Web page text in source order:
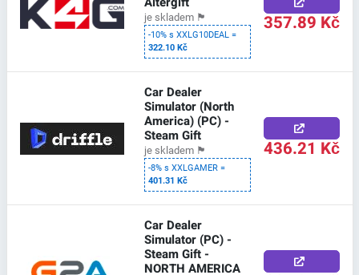
je skladem 🏴
-10% s XXLG10DEAL =
322.10 Kč
357.89 Kč
Car Dealer
Simulator (North
America) (PC) -
Steam Gift
je skladem 🏴
-8% s XXLGAMER =
401.31 Kč
436.21 Kč
Car Dealer
Simulator (PC) -
Steam Gift -
NORTH AMERICA